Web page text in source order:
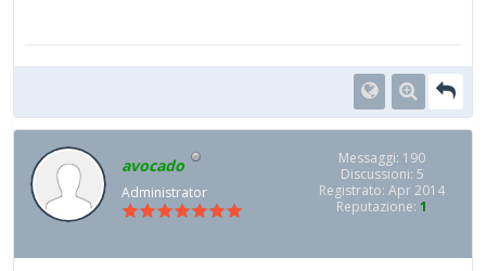
avocado
Administrator
Messaggi: 190
Discussioni: 5
Registrato: Apr 2014
Reputazione: 1